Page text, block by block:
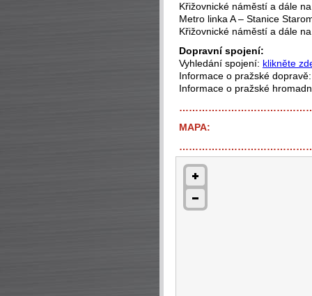
Křižovnické náměstí a dále
Metro linka A – Stanice
Křižovnické náměstí a dále
Dopravní spojení:
Vyhledání spojení: klikněte
Informace o pražské
Informace o pražské
MAPA: